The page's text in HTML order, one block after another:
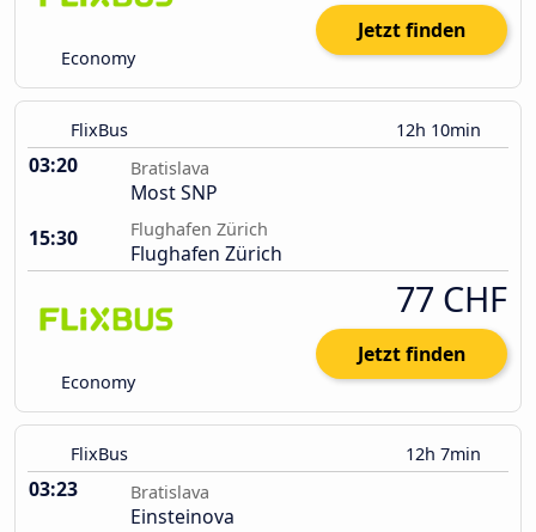
Economy
Jetzt finden
FlixBus 12h 10min
03:20 Bratislava
Most SNP
15:30
Flughafen Zürich
Flughafen Zürich
Economy
77 CHF
Jetzt finden
FlixBus 12h 7min
03:23 Bratislava
Einsteinova